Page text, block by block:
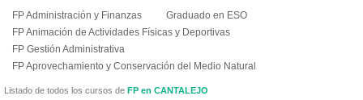
FP Administración y Finanzas
Graduado en ESO
FP Animación de Actividades Físicas y Deportivas
FP Gestión Administrativa
FP Aprovechamiento y Conservación del Medio Natural
Listado de todos los cursos de FP en CANTALEJO